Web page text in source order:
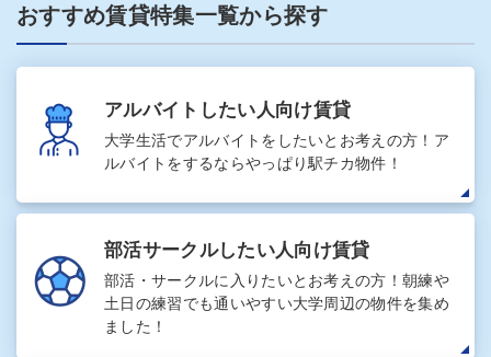
おすすめ賃貸特集一覧から探す
アルバイトしたい人向け賃貸
大学生活でアルバイトをしたいとお考えの方！ア
ルバイトをするならやっぱり駅チカ物件！
部活サークルしたい人向け賃貸
部活・サークルに入りたいとお考えの方！朝練や
土日の練習でも通いやすい大学周辺の物件を集め
ました！